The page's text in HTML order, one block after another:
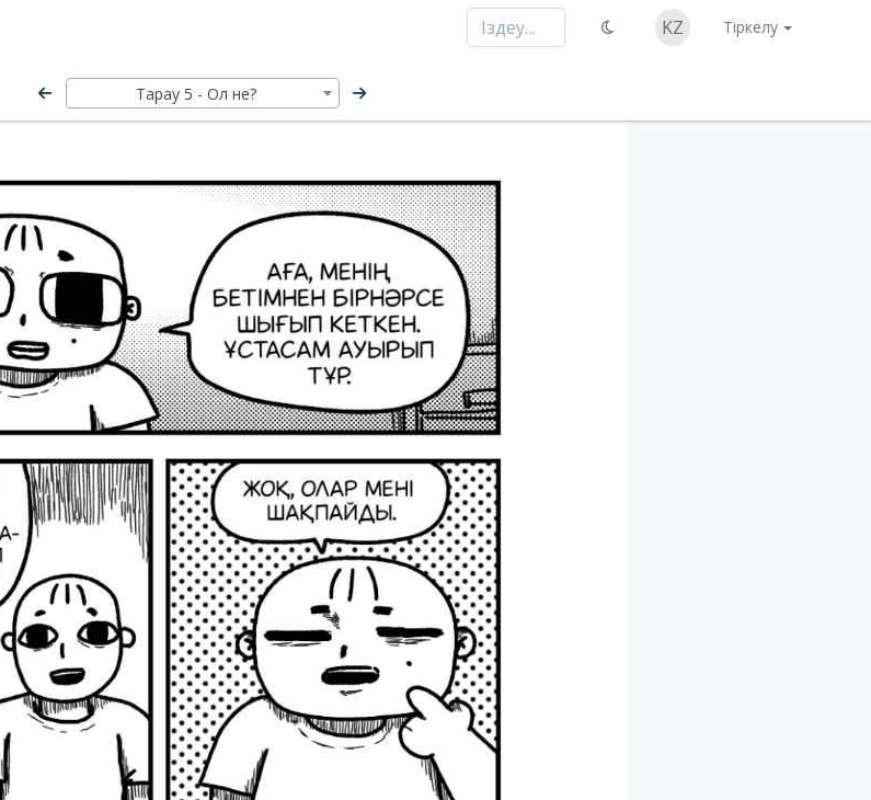
KZ Тіркелу
Тарау 5 - Ол не?